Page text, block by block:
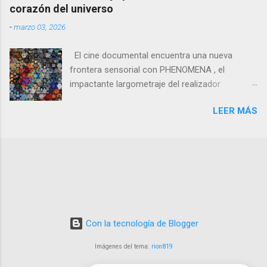
temas como la memoria, la violencia, la
corazón del universo
-marzo 03, 2026
El cine documental encuentra una nueva
frontera sensorial con PHENOMENA , el
impactante largometraje del realizador
primer teaser y póster oficial antes de suLEER MÁS
Con la tecnología de Blogger
Imágenes del tema: rion819